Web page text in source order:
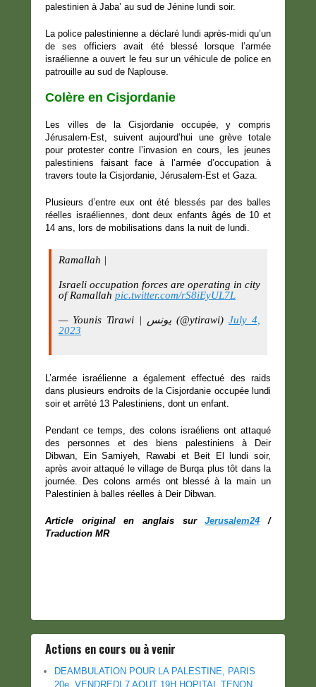
palestinien à Jaba’ au sud de Jénine lundi soir.
La police palestinienne a déclaré lundi après-midi qu’un
de ses officiers avait été blessé lorsque l’armée
israélienne a ouvert le feu sur un véhicule de police en
patrouille au sud de Naplouse.
Colère en Cisjordanie
Les villes de la Cisjordanie occupée, y compris
Jérusalem-Est, suivent aujourd’hui une grève totale
pour protester contre l’invasion en cours, les jeunes
palestiniens faisant face à l’armée d’occupation à
travers toute la Cisjordanie, Jérusalem-Est et Gaza.
Plusieurs d’entre eux ont été blessés par des balles
réelles israéliennes, dont deux enfants âgés de 10 et
14 ans, lors de mobilisations dans la nuit de lundi.
Ramallah |
Israeli occupation forces are operating in city
of Ramallah pic.twitter.com/rS8iEyUL7L
— Younis Tirawi | يونس (@ytirawi) July 4,
2023
L’armée israélienne a également effectué des raids
dans plusieurs endroits de la Cisjordanie occupée lundi
soir et arrêté 13 Palestiniens, dont un enfant.
Pendant ce temps, des colons israéliens ont attaqué
des personnes et des biens palestiniens à Deir
Dibwan, Ein Samiyeh, Rawabi et Beit El lundi soir,
après avoir attaqué le village de Burqa plus tôt dans la
journée. Des colons armés ont blessé à la main un
Palestinien à balles réelles à Deir Dibwan.
Article original en anglais surJerusalem24 /
Traduction MR
Actions en cours ou à venir
DEAMBULATION POUR LA PALESTINE, PARIS
20e, VENDREDI 7 AOUT 19H HOPITAL TENON